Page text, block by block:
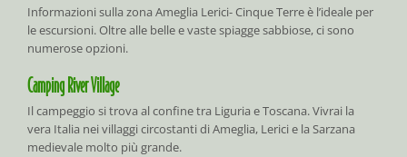
Informazioni sulla zona Ameglia Lerici- Cinque Terre è l’ideale per
le escursioni. Oltre alle belle e vaste spiagge sabbiose, ci sono
numerose opzioni.
Camping River Village
Il campeggio si trova al confine tra Liguria e Toscana. Vivrai la
vera Italia nei villaggi circostanti di Ameglia, Lerici e la Sarzana
medievale molto più grande.